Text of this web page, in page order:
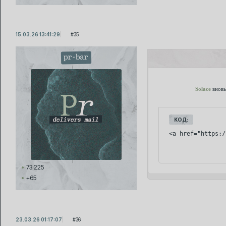
35
15.03.26 13:41:29
pr-bar
73 225
+65
Solaceвновь
КОД:
<a
36
23.03.26 01:17:07